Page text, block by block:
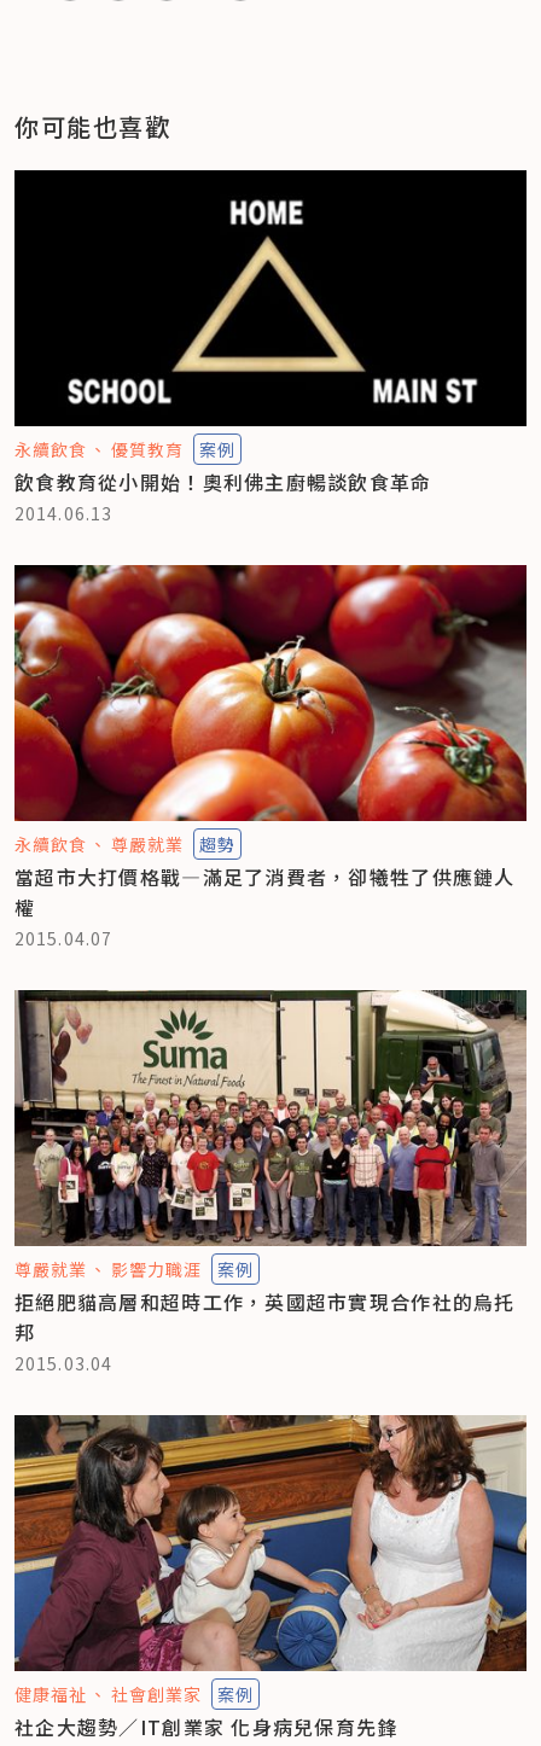
你可能也喜歡
永續飲食 優質教育 案例
飲食教育從小開始！奧利佛主廚暢談飲食革命
2014.06.13
永續飲食 尊嚴就業 趨勢
當超市大打價格戰—滿足了消費者，卻犧牲了供應鏈人
權
2015.04.07
尊嚴就業 影響力職涯 案例
拒絕肥貓高層和超時工作，英國超市實現合作社的烏托
邦
2015.03.04
健康福祉 社會創業家 案例
社企大趨勢／IT創業家 化身病兒保育先鋒